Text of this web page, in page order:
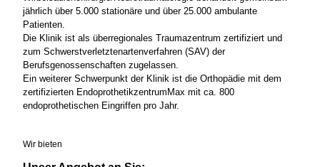
jährlich über 5.000 stationäre und über 25.000 ambulante
Patienten.
Die Klinik ist als überregionales Traumazentrum zertifiziert und
zum Schwerstverletztenartenverfahren (SAV) der
Berufsgenossenschaften zugelassen.
Ein weiterer Schwerpunkt der Klinik ist die Orthopädie mit dem
zertifizierten EndoprothetikzentrumMax mit ca. 800
endoprothetischen Eingriffen pro Jahr.
Wir bieten